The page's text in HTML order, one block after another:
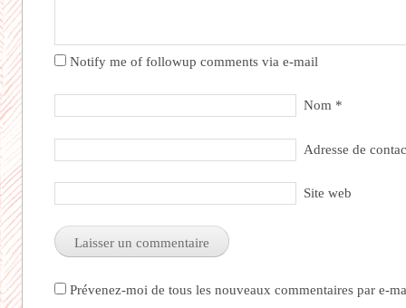
Notify me of followup comments via e-mail
Nom *
Adresse de
Site web
Prévenez-moi de tous les nouveaux commentaires par e-